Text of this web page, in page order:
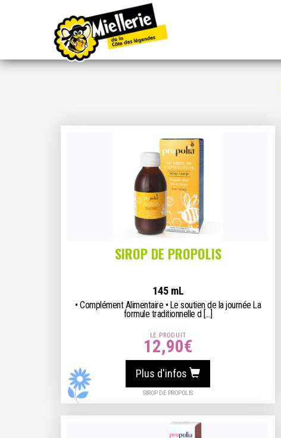
SIROP DE PROPOLIS
145 mL
• Complément Alimentaire • Le soutien de la journée La
formule traditionnelle d [...]
LE PRODUIT
12,90€
Plus d'infos
SIROP DE PROPOLIS